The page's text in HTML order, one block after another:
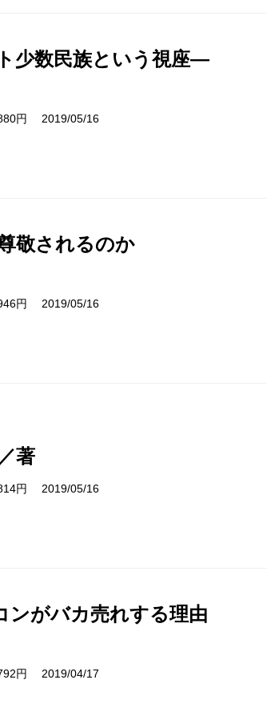
少数民族という視座―
円 2019/05/16
敬されるのか
円 2019/05/16
著
円 2019/05/16
ンがバカ売れする理由
円 2019/04/17